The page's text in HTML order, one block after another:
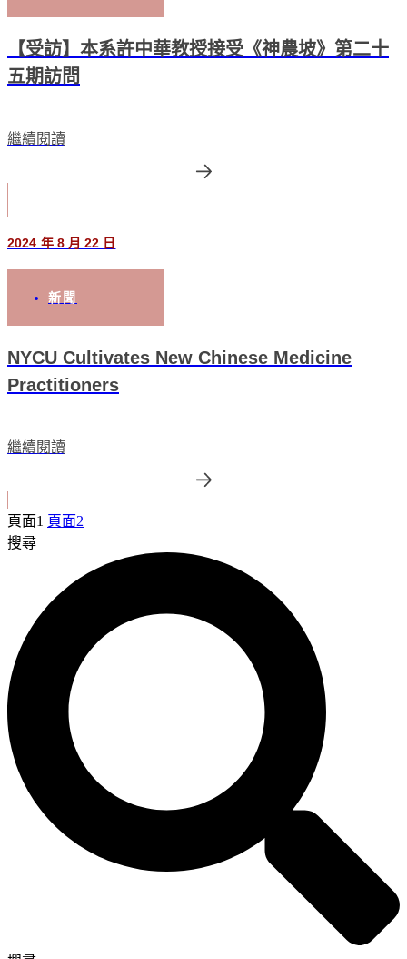
【受訪】本系許中華教授接受《神農坡》第二十
五期訪問
繼續閱讀
2024 年 8 月 22 日
新聞
NYCU Cultivates New Chinese Medicine
Practitioners
繼續閱讀
頁面1 頁面2
搜尋